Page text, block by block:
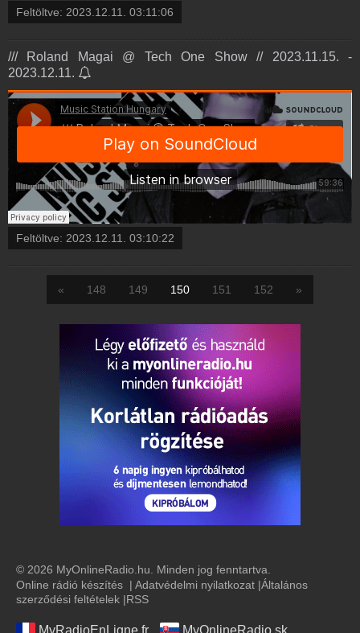
Feltöltve: 2023.12.11. 03:11:06
/// Roland Magai @ Tech One Show // 2023.11.15. -
2023.12.11.
Feltöltve: 2023.12.11. 03:10:22
« 148 149 150 151 152 »
© 2026 MyOnlineRadio.hu. Minden jog fenntartva.
Online rádió készítés | Adatvédelmi nyilatkozat |Általános
szerződési feltételek |RSS